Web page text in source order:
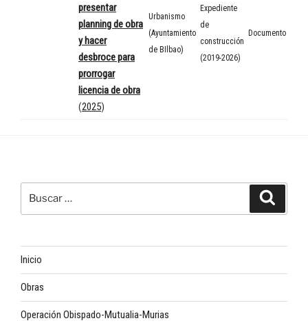
presentar
planning de obra
y hacer
desbroce para
prorrogar
licencia de obra
(2025)
Urbanismo
(Ayuntamiento
de BIlbao)
Expediente
de
construcción
(2019-2026)
Documento
Inicio
Obras
Operación Obispado-Mutualia-Murias